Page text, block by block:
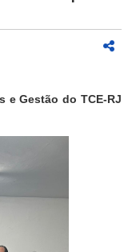
e Gestão do TCE-RJ